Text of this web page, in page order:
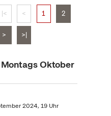
|< < 1 2
> >|
Oktober
2024, 19 Uhr